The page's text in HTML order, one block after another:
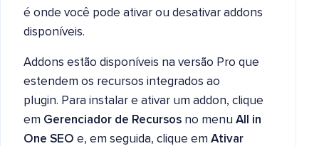
é onde você pode ativar ou desativar addons
disponíveis.
Addons estão disponíveis na versão Pro que
estendem os recursos integrados ao
plugin. Para instalar e ativar um addon, clique
em Gerenciador de Recursos no menu All in
One SEO e, em seguida, clique em Ativar